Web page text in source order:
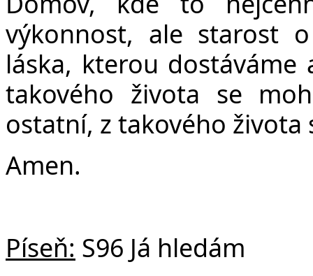
výkonnost, ale starost
láska, kterou
takového života se
ostatní, z takového života
Amen.
Píseň: S96 Já hledám